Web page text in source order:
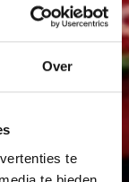
Over
te